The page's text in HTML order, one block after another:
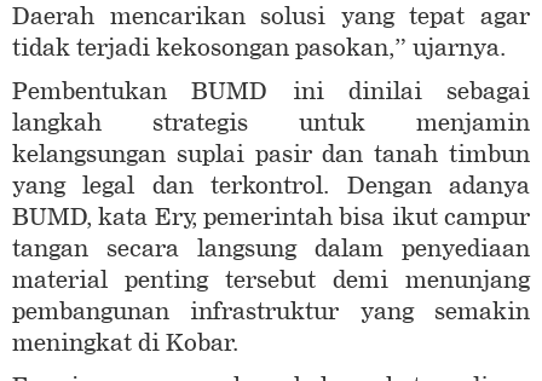
Daerah mencarikan solusi yang tepat agar
tidak terjadi kekosongan pasokan,” ujarnya.
Pembentukan BUMD ini dinilai sebagai
langkah strategis untuk menjamin
kelangsungan suplai pasir dan tanah timbun
yang legal dan terkontrol. Dengan adanya
BUMD, kata Ery, pemerintah bisa ikut campur
tangan secara langsung dalam penyediaan
material penting tersebut demi menunjang
pembangunan infrastruktur yang semakin
meningkat di Kobar.